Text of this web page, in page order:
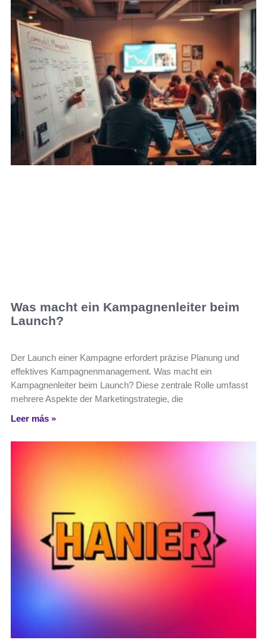
Was macht ein Kampagnenleiter beim
Launch?
Der Launch einer Kampagne erfordert präzise Planung und
effektives Kampagnenmanagement. Was macht ein
Kampagnenleiter beim Launch? Diese zentrale Rolle umfasst
mehrere Aspekte der Marketingstrategie, die
Leer más »